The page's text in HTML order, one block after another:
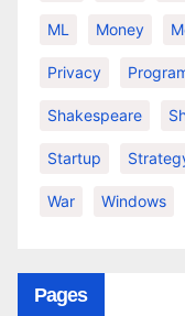
ML Money
Privacy
Shakespeare
Startup
War Windows
Pages